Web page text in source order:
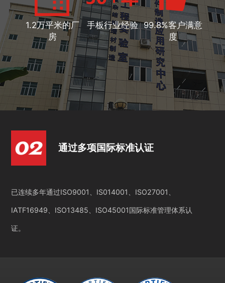
1.2万平米的厂
房
手板行业经验 99.8%客户满意
度
通过多项国际标准认证
已连续多年通过ISO9001、IS014001、ISO27001、
IATF16949、ISO13485、ISO45001国际标准管理体系认
证。